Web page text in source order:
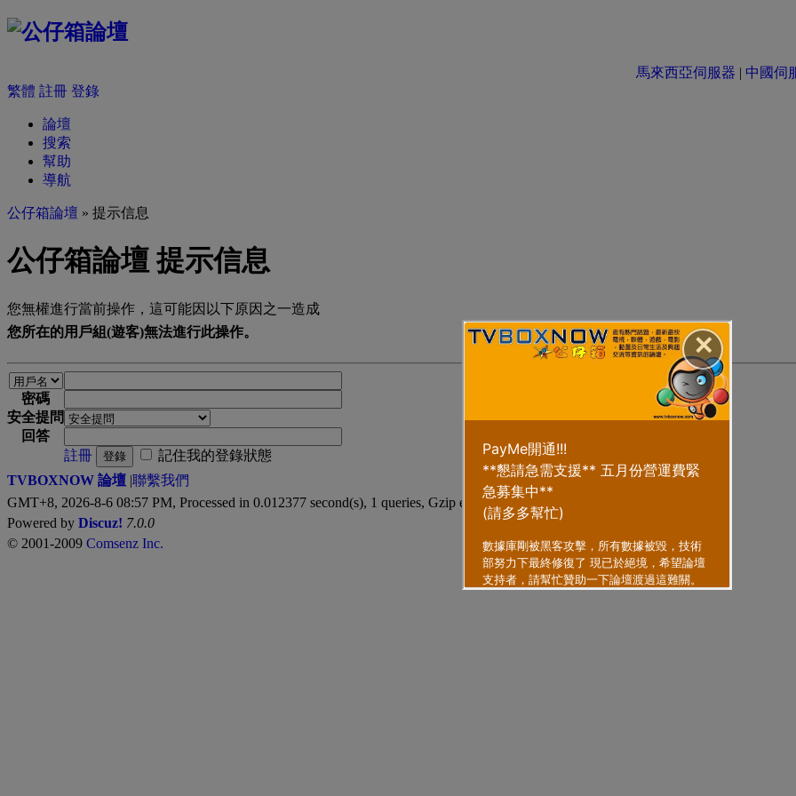
✕
馬來西亞伺服器 | 中國伺
繁體 註冊 登錄
論壇
搜索
幫助
導航
公仔箱論壇 » 提示信息
公仔箱論壇 提示信息
您無權進行當前操作，這可能因以下原因之一造成
您所在的用戶組(遊客)無法進行此操作。
密碼
安全提問
回答
註冊
登錄
記住我的登錄狀態
TVBOXNOW 論壇 |聯繫我們
GMT+8, 2026-8-6 08:57 PM, Processed in 0.012377 second(s), 1 queries, Gzip enabled.
Powered by Discuz! 7.0.0
© 2001-2009 Comsenz Inc.